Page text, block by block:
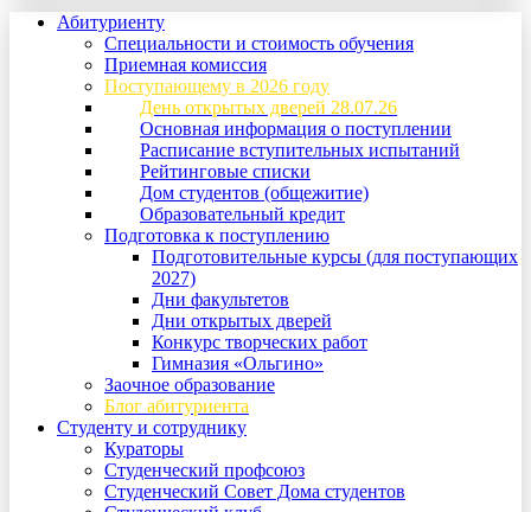
Абитуриенту
Специальности и стоимость обучения
Приемная комиссия
Поступающему в 2026 году
День открытых дверей 28.07.26
Основная информация о поступлении
Расписание вступительных испытаний
Рейтинговые списки
Дом студентов (общежитие)
Образовательный кредит
Подготовка к поступлению
Подготовительные курсы (для поступающих
2027)
Дни факультетов
Дни открытых дверей
Конкурс творческих работ
Гимназия «Ольгино»
Заочное образование
Блог абитуриента
Студенту и сотруднику
Кураторы
Студенческий профсоюз
Студенческий Совет Дома студентов